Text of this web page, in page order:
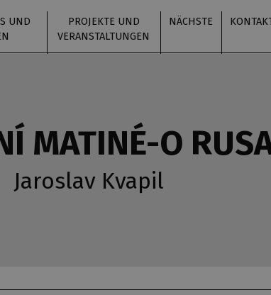
UND
PROJEKTE UND
VERANSTALTUNGEN
NÄCHSTE
MATINÉ-O
Jaroslav Kvapil